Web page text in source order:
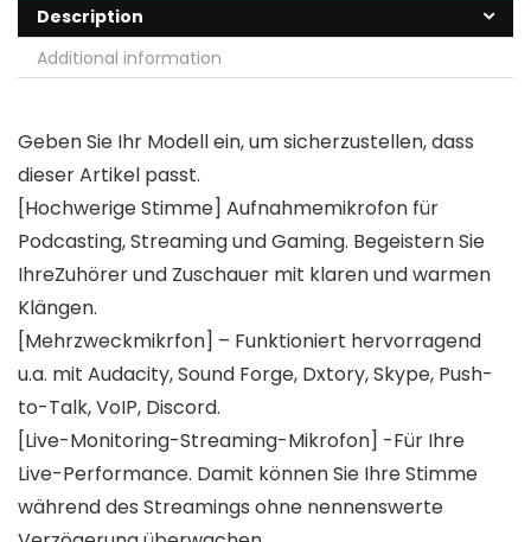
Description
Additional information
Geben Sie Ihr Modell ein, um sicherzustellen, dass
dieser Artikel passt.
[Hochwerige Stimme] Aufnahmemikrofon für
Podcasting, Streaming und Gaming. Begeistern Sie
IhreZuhörer und Zuschauer mit klaren und warmen
Klängen.
[Mehrzweckmikrfon] – Funktioniert hervorragend
u.a. mit Audacity, Sound Forge, Dxtory, Skype, Push-
to-Talk, VoIP, Discord.
[Live-Monitoring-Streaming-Mikrofon] -Für Ihre
Live-Performance. Damit können Sie Ihre Stimme
während des Streamings ohne nennenswerte